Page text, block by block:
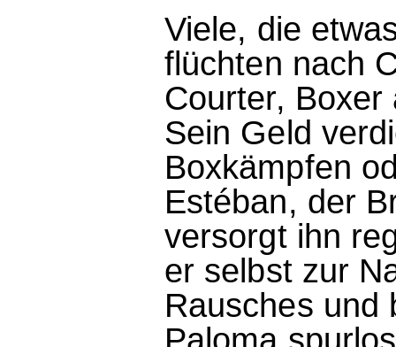
Viele, die
flüchten nach
Courter,
Sein Geld
Boxkämpfen
Estéban, der
versorgt ihn
er selbst zur
Rausches und
Paloma